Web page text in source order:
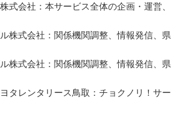
会社：本サービス全体の企画・運営、
式会社：関係機関調整、情報発信、県
式会社：関係機関調整、情報発信、県
レンタリース鳥取：チョクノリ！サー